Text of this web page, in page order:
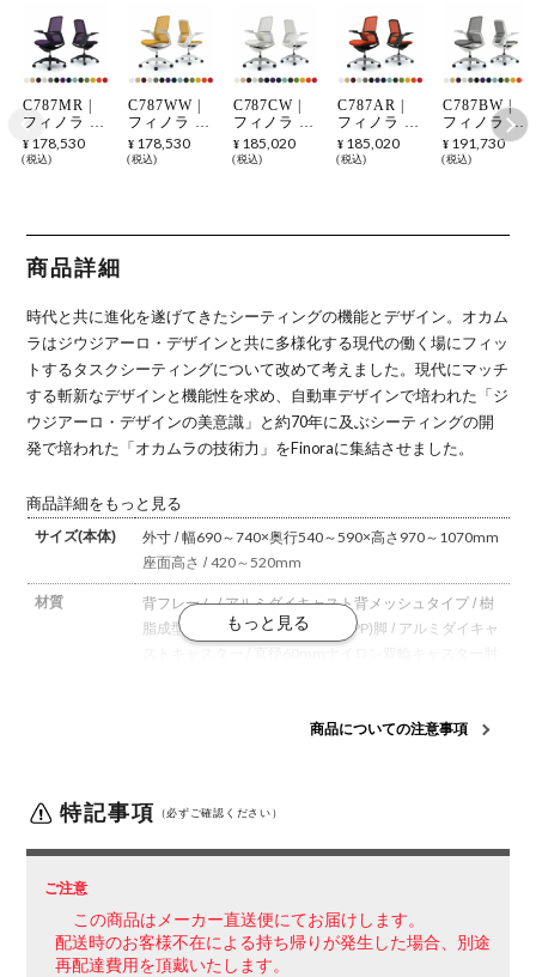
C787MR |
フィノラ ハ
イバック 座
クッション
ブラックボ
ディ オカム
ラ
¥ 178,530
税込
C787WW |
フィノラ ハ
イバック 座
クッション
ホワイトボ
ゃれ 完成品
¥ 178,530
税込
C787CW |
フィノラ ハ
イバック 座
クッション
脚 ホワイト
しゃれ 完成
品
¥ 185,020
税込
C787AR |
フィノラ ハ
イバック 座
クッション
脚 ブラック
¥ 185,020
税込
C787BW |
フィノラ ハ
イバック 座
クッション
ホワイトボ
ゃれ 完成品
¥ 191,730
税込
商品詳細
時代と共に進化を遂げてきたシーティングの機能とデザイン。 オカム
ラはジウジアーロ・デザインと共に多様化する現代の働く場にフィッ
トするタスクシーティングについて改めて考えました。現代にマッチ
する斬新なデザインと機能性を求め、自動車デザインで培われた「ジ
ウジアーロ・デザインの美意識」と約70年に及ぶシーティングの開
発で培われた「オカムラの技術力」をFinoraに集結させました。
商品詳細をもっと見る
サイズ(本体)
外寸 / 幅690～740×奥行540～590×高さ970～1070mm
座面高さ / 420～520mm
材質 背フレーム / アルミダイキャスト 背メッシュタイプ / 樹
脂成型品(PA-GF)座 / 樹脂成型品(PP)脚 / アルミダイキャ
23度)くるぶしの動きを中心として背と座がシンクロ
肘パッド部の上下100mm(1D)、角度は内側15度、外側
(4D)の調節が可能です。 ・座面高さ調節(ストローク
100mm)・座面奥行き調整(ストローク50mm)
・リクラ
イニングの固定・解除
商品についての注意事項
特記事項 （必ずご確認ください）
ご注意
この商品はメーカー直送便にてお届けします。
配送時のお客様不在による持ち帰りが発生した場合、別途
再配達費用を頂戴いたします。